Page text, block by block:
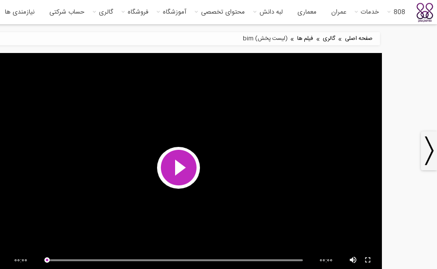
808 خدمات عمران معماری لبه دانش محتوای تخصصی آموزشگاه فروشگاه گالری حساب شرکتی نیازمندی ها
صفحه اصلی » گالری » فیلم ها » (لیست پخش) bim
00:00 00:00